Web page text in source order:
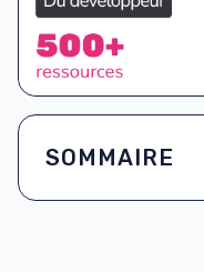
SOMMAIRE